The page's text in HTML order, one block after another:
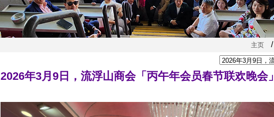
主页 /
2026年3月9日，流浮山商会「丙午年会员春节联欢晚会」